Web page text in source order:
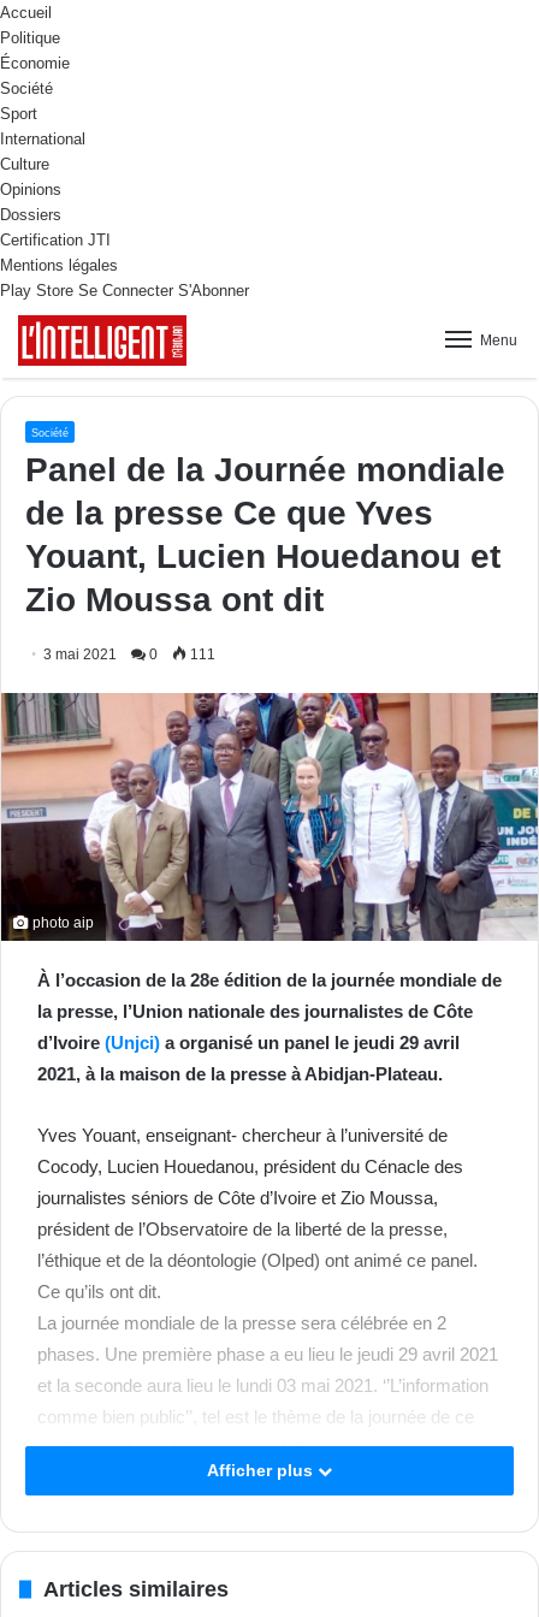
Accueil
Politique
Économie
Société
Sport
International
Culture
Opinions
Dossiers
Certification JTI
Mentions légales
Play Store Se Connecter S'Abonner
Menu
Société
Panel de la Journée mondiale
de la presse Ce que Yves
Youant, Lucien Houedanou et
Zio Moussa ont dit
3 mai 2021 0 111
photo aip
À l’occasion de la 28e édition de la journée mondiale de
la presse, l’Union nationale des journalistes de Côte
d’Ivoire (Unjci) a organisé un panel le jeudi 29 avril
2021, à la maison de la presse à Abidjan-Plateau.
Yves Youant, enseignant- chercheur à l’université de
Cocody, Lucien Houedanou, président du Cénacle des
journalistes séniors de Côte d’Ivoire et Zio Moussa,
président de l’Observatoire de la liberté de la presse,
l’éthique et de la déontologie (Olped) ont animé ce panel.
Ce qu’ils ont dit.
La journée mondiale de la presse sera célébrée en 2
phases. Une première phase a eu lieu le jeudi 29 avril 2021
et la seconde aura lieu le lundi 03 mai 2021. ‘’L’information
comme bien public’’, tel est le thème de la journée de ce
jeudi qui a donné lieu à un panel. 3 communications ont
meublé ce panel. ‘’Le développement de l’Internet et les
Afficher plus
Articles similaires